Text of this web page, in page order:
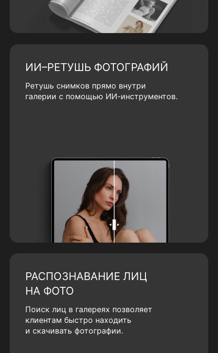
ИИ–РЕТУШЬ ФОТОГРАФИЙ
Ретушь снимков прямо внутри
галерии с помощью ИИ-инструментов.
РАСПОЗНАВАНИЕ ЛИЦ
НА ФОТО
Поиск лиц в галереях позволяет
клиентам быстро находить
и скачивать фотографии.